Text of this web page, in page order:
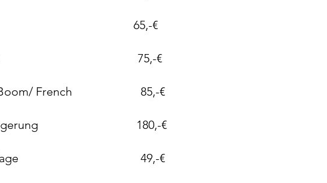
65,-€
inkl. Farbe 75,-€
Boom/ French 85,-€
Verlängerung 180,-€
Modellage 49,-€